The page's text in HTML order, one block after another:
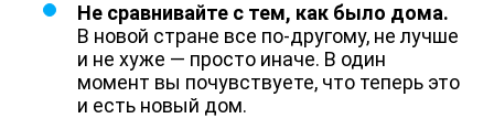
Не сравнивайте с тем, как было дома.
В новой стране все по-другому, не лучше
и не хуже — просто иначе. В один
момент вы почувствуете, что теперь это
и есть новый дом.